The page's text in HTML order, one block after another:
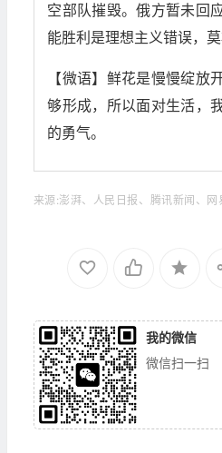
空部队摧毁。俄方暂未回
能胜利是理想主义错误，
【微语】鲜花是慢慢绽放
够形成，所以面对生活，
的勇气。
来源:澎湃、人民日报、腾讯新闻、
我的微信
微信扫一扫